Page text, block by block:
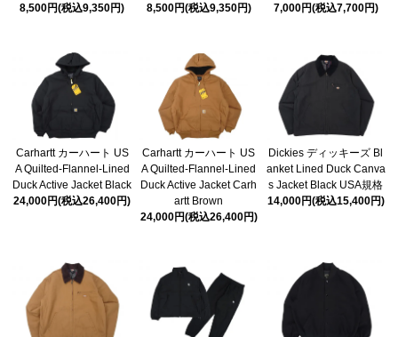
8,500円(税込9,350円)
8,500円(税込9,350円)
7,000円(税込7,700円)
Carhartt カーハート US
A Quilted-Flannel-Lined
Duck Active Jacket Black
24,000円(税込26,400円)
Carhartt カーハート US
A Quilted-Flannel-Lined
Duck Active Jacket Carh
artt Brown
24,000円(税込26,400円)
Dickies ディッキーズ Bl
anket Lined Duck Canva
s Jacket Black USA規格
14,000円(税込15,400円)